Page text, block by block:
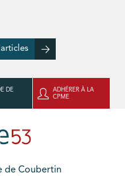
DE
ADHÉRER À LA
CPME
de Coubertin